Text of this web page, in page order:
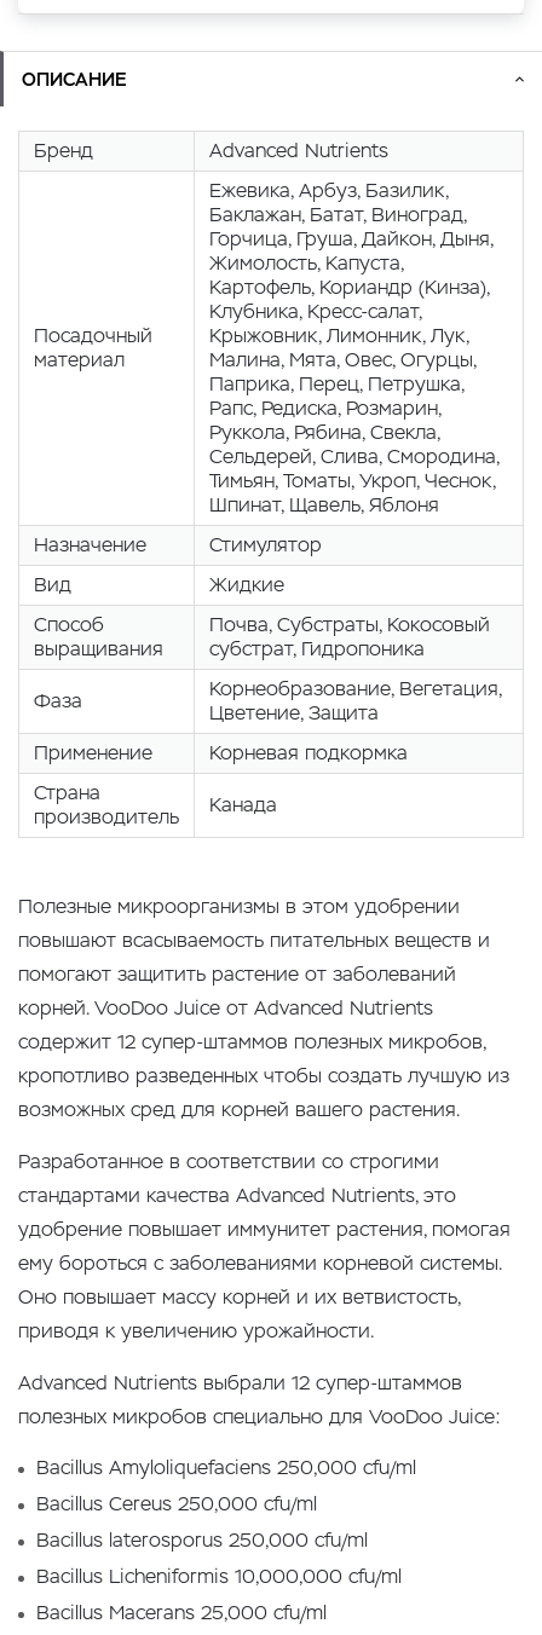
ОПИСАНИЕ
Бренд Advanced Nutrients
Посадочный
материал
Eжевика, Арбуз, Базилик,
Баклажан, Батат, Виноград,
Горчица, Груша, Дайкон, Дыня,
Жимолость, Капуста,
Картофель, Кориандр (Кинза),
Клубника, Кресс-салат,
Крыжовник, Лимонник, Лук,
Малина, Мята, Овес, Огурцы,
Паприка, Перец, Петрушка,
Рапс, Редиска, Розмарин,
Руккола, Рябина, Свекла,
Сельдерей, Слива, Смородина,
Тимьян, Томаты, Укроп, Чеснок,
Шпинат, Щавель, Яблоня
Назначение
Стимулятор
Вид
Жидкие
Способ
выращивания
Почва, Cубстраты, Кокосовый
субстрат, Гидропоника
Фаза
Корнеобразование, Вегетация,
Цветение, Защита
Применение
Корневая подкормка
Страна
производитель
Канада
Полезные микроорганизмы в этом удобрении
повышают всасываемость питательных веществ и
помогают защитить растение от заболеваний
корней. VooDoo Juice от Advanced Nutrients
содержит 12 супер-штаммов полезных микробов,
кропотливо разведенных чтобы создать лучшую из
возможных сред для корней вашего растения.
Разработанное в соответствии со строгими
стандартами качества Advanced Nutrients, это
удобрение повышает иммунитет растения, помогая
ему бороться с заболеваниями корневой системы.
Оно повышает массу корней и их ветвистость,
приводя к увеличению урожайности.
Advanced Nutrients выбрали 12 супер-штаммов
полезных микробов специально для VooDoo Juice:
Bacillus Amyloliquefaciens 250,000 cfu/ml
Bacillus Cereus 250,000 cfu/ml
Bacillus laterosporus 250,000 cfu/ml
Bacillus Licheniformis 10,000,000 cfu/ml
Bacillus Macerans 25,000 cfu/ml